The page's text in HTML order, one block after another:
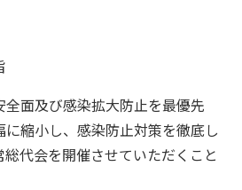
面及び感染拡大防止を最優先
に縮小し、感染防止対策を徹底し
代会を開催させていただくこと